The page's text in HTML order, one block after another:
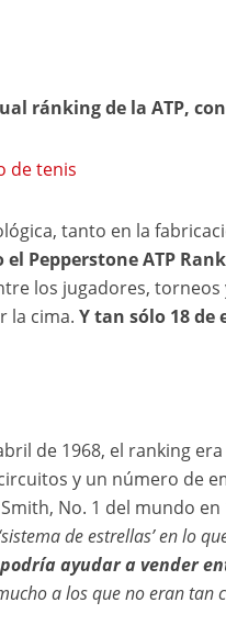
ránking de la ATP,
de tenis
tanto en la
el Pepperstone ATP
los jugadores, torneos
la cima. Y tan sólo 18
de 1968, el ranking
y un número de
No. 1 del mundo
de estrellas’ en lo
ayudar a vender
a los que no eran tan